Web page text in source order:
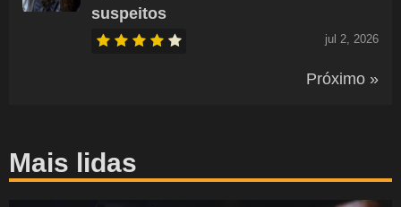
suspeitos
jul 2, 2026
Próximo »
Mais lidas